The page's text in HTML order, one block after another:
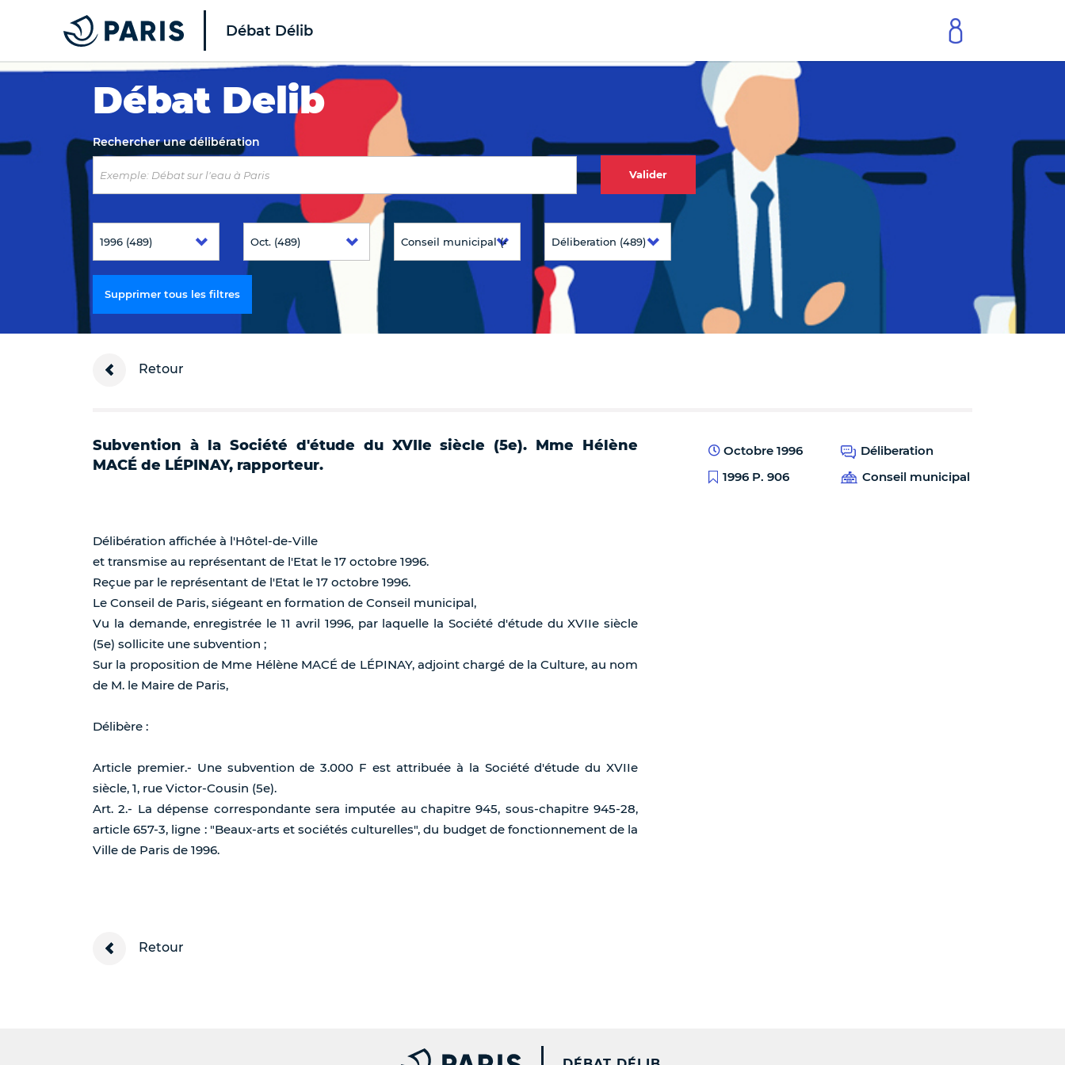
Top of the page
Débat Délib
Débat Delib
Rechercher une délibération
Valider
Supprimer tous les filtres
Retour
Subvention à la Société d'étude du XVIIe siècle (5e). Mme Hélène
MACÉ de LÉPINAY, rapporteur.
Délibération affichée à l'Hôtel-de-Ville
et transmise au représentant de l'Etat le 17 octobre 1996.
Reçue par le représentant de l'Etat le 17 octobre 1996.
Le Conseil de Paris, siégeant en formation de Conseil municipal,
Vu la demande, enregistrée le 11 avril 1996, par laquelle la Société d'étude du XVIIe siècle
(5e) sollicite une subvention ;
Sur la proposition de Mme Hélène MACÉ de LÉPINAY, adjoint chargé de la Culture, au nom
de M. le Maire de Paris,
Délibère :
Article premier.- Une subvention de 3.000 F est attribuée à la Société d'étude du XVIIe
siècle, 1, rue Victor-Cousin (5e).
Art. 2.- La dépense correspondante sera imputée au chapitre 945, sous-chapitre 945-28,
article 657-3, ligne : "Beaux-arts et sociétés culturelles", du budget de fonctionnement de la
Ville de Paris de 1996.
Octobre 1996
Déliberation
1996 P. 906
Conseil municipal
Retour
PARIS.FR [NEW WINDOW]